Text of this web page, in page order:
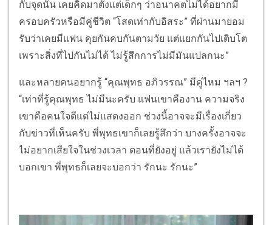
กับจุดนั้น เคยคิดมาตั้งแต่เด็กๆ ว่าอนาคตไม่ได้อยากมี
ครอบครัวหรือมีคู่ชีวิต “โสดเท่ากับอิสระ” ที่ผ่านมายอม
รับว่าเคยมีแฟน คุยกันคบกันตามวัย แต่แยกกันไปเติบโต
เพราะสิ่งที่ไปกันไม่ได้ ไม่รู้สึกการไม่มีมันแปลกนะ”
และหลายคนอยากรู้ “คุณพุทธ อภิวรรณ” มีคู่ไหม ฯลฯ ?
“เท่าที่รู้คุณพุทธ ไม่มีนะครับ แฟนเขาคืองาน ความจริง
เขาคือคนใจดีแต่ไม่แสดงออก ช่วงนี้อาจจะมีเรื่องเกี่ยว
กับข่าวที่เห็นครับ พี่พุทธเขาก็เลยรู้สึกว่า บางครั้งอาจจะ
ไม่อยากเสียใจในช่วงเวลา ตอนที่ยังอยู่ แล้วเรายังไม่ได้
บอกเขา พี่พุทธก็เลยจะบอกว่า รักนะ รักนะ”